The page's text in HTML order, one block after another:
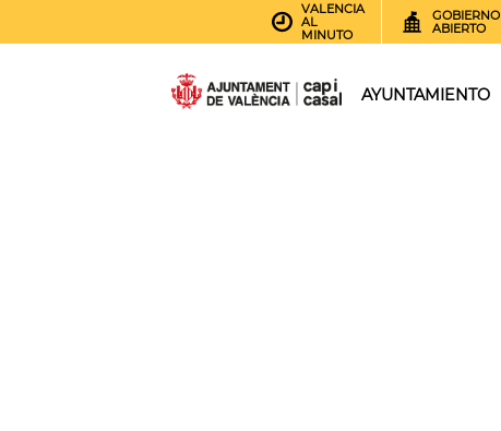
VALENCIA
AL
MINUTO
GOBIERNO
ABIERTO
AYUNTAMIENTO